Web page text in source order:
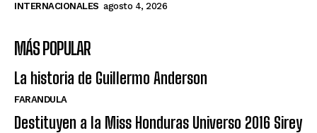
INTERNACIONALES agosto 4, 2026
MÁS POPULAR
La historia de Guillermo Anderson
FARANDULA
Destituyen a la Miss Honduras Universo 2016 Sirey